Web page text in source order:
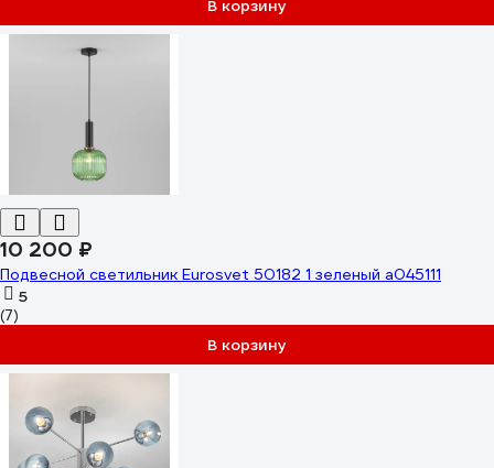
В корзину
10 200 ₽
Подвесной светильник Eurosvet 50182 1 зеленый a045111
5
(7)
В корзину